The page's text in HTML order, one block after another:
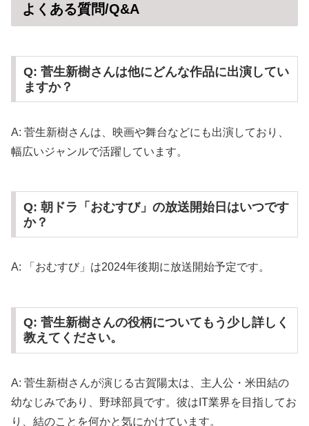
よくある質問/Q&A
Q: 菅生新樹さんは他にどんな作品に出演してい
ますか？
A: 菅生新樹さんは、映画や舞台などにも出演しており、
幅広いジャンルで活躍しています。
Q: 朝ドラ「おむすび」の放送開始日はいつです
か？
A: 「おむすび」は2024年後期に放送開始予定です。
Q: 菅生新樹さんの役柄についてもう少し詳しく
教えてください。
A: 菅生新樹さんが演じる古賀陽太は、主人公・米田結の
幼なじみであり、野球部員です。彼はIT業界を目指してお
り、結のことを何かと気にかけています。